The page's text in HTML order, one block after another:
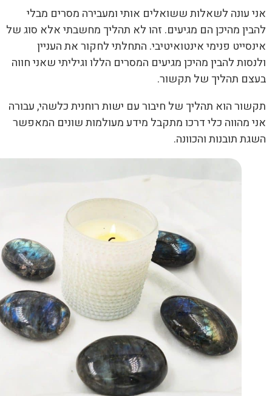
עונה לשאלות ששואלים אותי ומעבירה מסרים מבלי
מהיכן הם מגיעים. זהו לא תהליך מחשבתי אלא סוג של
פנימי אינטואיטיבי. התחלתי לחקור את העניין
להבין מהיכן מגיעים המסרים הללו וגיליתי שאני חווה
תהליך של תקשור.
הוא תהליך של חיבור עם ישות רוחנית כלשהי, עבורה
מהווה כלי דרכו מתקבל מידע מעולמות שונים המאפשר
תובנות והכוונה.